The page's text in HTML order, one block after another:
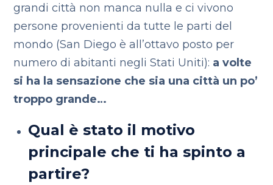
grandi città non manca nulla e ci vivono
persone provenienti da tutte le parti del
mondo (San Diego è all’ottavo posto per
numero di abitanti negli Stati Uniti): a volte
si ha la sensazione che sia una città un po’
troppo grande…
Qual è stato il motivo
principale che ti ha spinto a
partire?